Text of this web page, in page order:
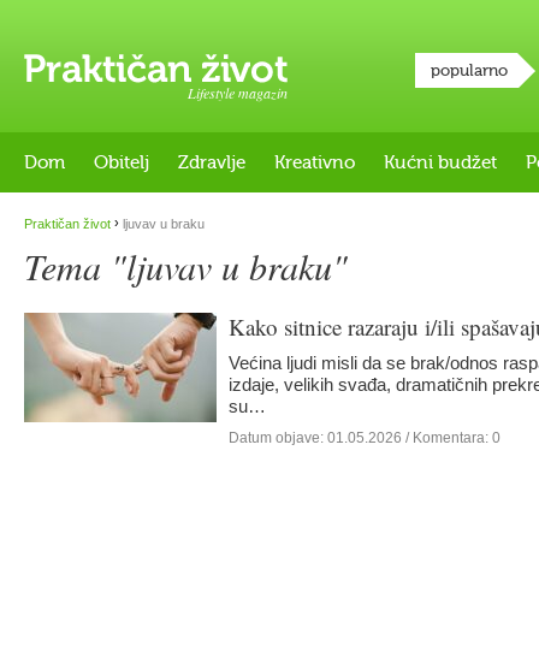
Lifestyle magazin
popularno
Dom Obitelj Zdravlje Kreativno Kućni budžet
Praktičan život › ljuvav u braku
Tema "ljuvav u braku"
Kako sitnice razaraju i/ili
Većina ljudi misli da se brak/odnos
izdaje, velikih svađa, dramatičnih
su…
Datum objave: 01.05.2026 / Komentara: 0